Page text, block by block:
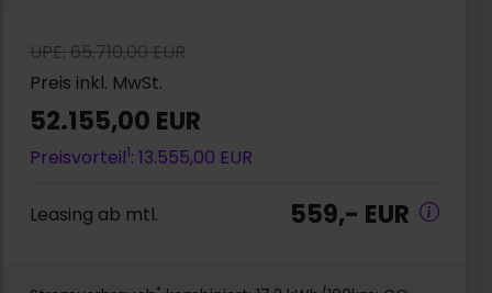
UPE: 65.710,00 EUR
Preis inkl. MwSt.
52.155,00 EUR
Preisvorteil1: 13.555,00 EUR
Leasing ab mtl. 559,- EUR